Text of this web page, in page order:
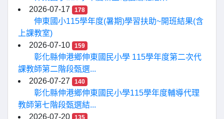
2026-07-17
178
伸東國小115學年度(暑期)學習扶助~開班結果(含
上課教室)
2026-07-10
159
彰化縣伸港鄉伸東國民小學 115學年度第二次代
課教師第二階段甄選...
2026-07-27
140
彰化縣伸港鄉伸東國民小學115學年度輔導代理
教師第七階段甄選結...
2026-07-20
135